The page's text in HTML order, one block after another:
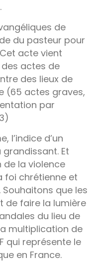
de
du pasteur pour
acte vient
des actes de
des lieux de
(65 actes graves,
par
l’indice d’un
Et
de la violence
foi chrétienne et
Souhaitons que les
de faire la lumière
du lieu de
multiplication de
qui représente le
en France.